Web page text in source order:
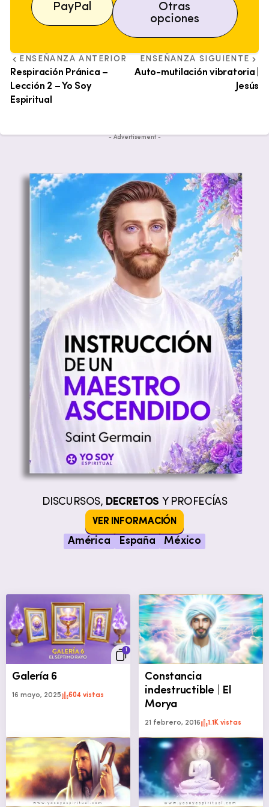
PayPal
Otras
opciones
ENSEÑANZA ANTERIOR
Respiración Pránica –
Lección 2 – Yo Soy
Espiritual
ENSEÑANZA SIGUIENTE
Auto-mutilación vibratoria |
Jesús
- Advertisement -
DISCURSOS, DECRETOS Y PROFECÍAS
VER INFORMACIÓN
América España México
1
Galería 6
16 mayo, 2025 604 vistas
Constancia
indestructible | El
Morya
21 febrero, 2016 1.1K vistas